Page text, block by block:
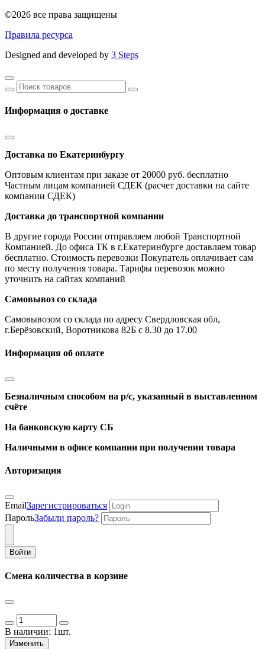
©2026 все права защищены
Правила ресурса
Designed and developed by 3 Steps
Информация о доставке
Доставка по Екатеринбургу
Оптовым клиентам при заказе от 20000 руб. бесплатно
Частным лицам компанией СДЕК (расчет доставки на сайте
компании СДЕК)
Доставка до транспортной компании
В другие города России отправляем любой Транспортной
Компанией. До офиса ТК в г.Екатеринбурге доставляем товар
бесплатно. Стоимость перевозки Покупатель оплачивает сам
по месту получения товара. Тарифы перевозок можно
уточнить на сайтах компаний
Самовывоз со склада
Самовывозом со склада по адресу Свердловская обл,
г.Берёзовский, Воротникова 82Б с 8.30 до 17.00
Информация об оплате
Безналичным способом на р/с, указанный в выставленном
счёте
На банковскую карту СБ
Наличными в офисе компании при получении товара
Авторизация
EmailЗарегистрироваться
ПарольЗабыли пароль?
Войти
Смена количества в корзине
В наличии: 1шт.
Изменить